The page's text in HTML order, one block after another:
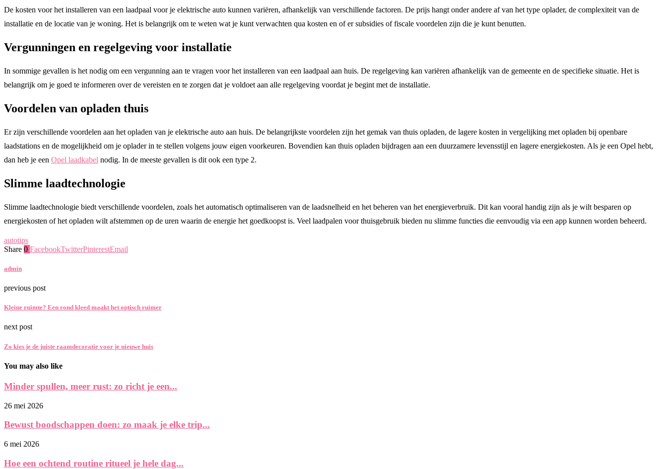
De kosten voor het installeren van een laadpaal voor je elektrische auto kunnen variëren, afhankelijk van verschillende factoren. De prijs hangt onder andere af van het type oplader, de complexiteit van de
installatie en de locatie van je woning. Het is belangrijk om te weten wat je kunt verwachten qua kosten en of er subsidies of fiscale voordelen zijn die je kunt benutten.
Vergunningen en regelgeving voor installatie
In sommige gevallen is het nodig om een vergunning aan te vragen voor het installeren van een laadpaal aan huis. De regelgeving kan variëren afhankelijk van de gemeente en de specifieke situatie. Het is
belangrijk om je goed te informeren over de vereisten en te zorgen dat je voldoet aan alle regelgeving voordat je begint met de installatie.
Voordelen van opladen thuis
Er zijn verschillende voordelen aan het opladen van je elektrische auto aan huis. De belangrijkste voordelen zijn het gemak van thuis opladen, de lagere kosten in vergelijking met opladen bij openbare
laadstations en de mogelijkheid om je oplader in te stellen volgens jouw eigen voorkeuren. Bovendien kan thuis opladen bijdragen aan een duurzamere levensstijl en lagere energiekosten. Als je een Opel hebt,
dan heb je een Opel laadkabel nodig. In de meeste gevallen is dit ook een type 2.
Slimme laadtechnologie
Slimme laadtechnologie biedt verschillende voordelen, zoals het automatisch optimaliseren van de laadsnelheid en het beheren van het energieverbruik. Dit kan vooral handig zijn als je wilt besparen op
energiekosten of het opladen wilt afstemmen op de uren waarin de energie het goedkoopst is. Veel laadpalen voor thuisgebruik bieden nu slimme functies die eenvoudig via een app kunnen worden beheerd.
autotips
Share 0 FacebookTwitterPinterestEmail
admin
previous post
Kleine ruimte? Een rond kleed maakt het optisch ruimer
next post
Zo kies je de juiste raamdecoratie voor je nieuwe huis
You may also like
Minder spullen, meer rust: zo richt je een...
26 mei 2026
Bewust boodschappen doen: zo maak je elke trip...
6 mei 2026
Hoe een ochtend routine ritueel je hele dag...